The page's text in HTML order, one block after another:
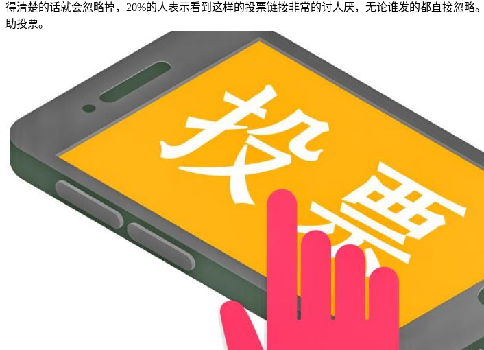
得清楚的话就会忽略掉，20%的人表示看到这样的投票链接非常的讨人厌，无论谁发的都直接忽
助投票。